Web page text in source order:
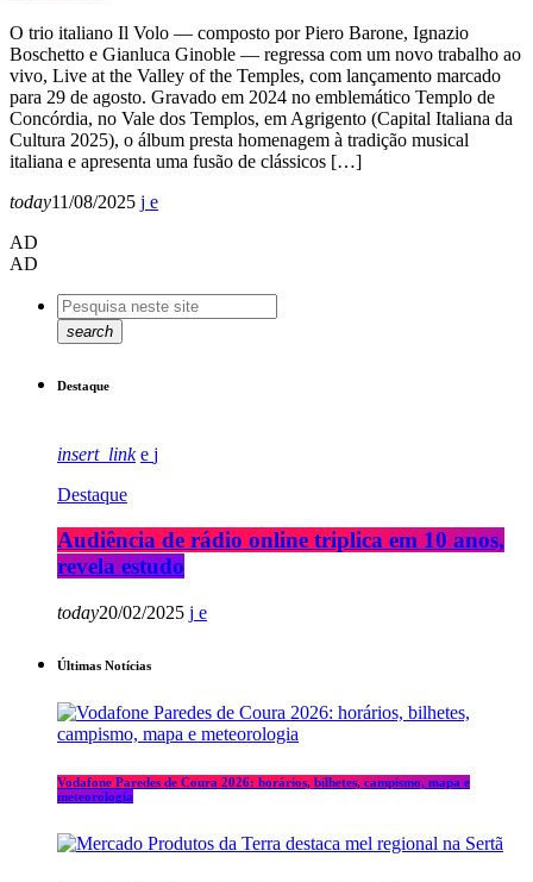
O trio italiano Il Volo — composto por Piero Barone, Ignazio
Boschetto e Gianluca Ginoble — regressa com um novo trabalho ao
vivo, Live at the Valley of the Temples, com lançamento marcado
para 29 de agosto. Gravado em 2024 no emblemático Templo de
Concórdia, no Vale dos Templos, em Agrigento (Capital Italiana da
Cultura 2025), o álbum presta homenagem à tradição musical
italiana e apresenta uma fusão de clássicos […]
today11/08/2025
AD
AD
search
Destaque
insert_link
Destaque
Audiência de rádio online triplica em 10 anos,
revela estudo
today20/02/2025
Últimas Notícias
Vodafone Paredes de Coura 2026: horários, bilhetes, campismo, mapa e
meteorologia